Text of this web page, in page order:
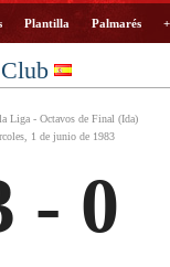
Plantilla Palmarés
Liga - Octavos de Final (Ida)
1 de junio de 1983
- 0